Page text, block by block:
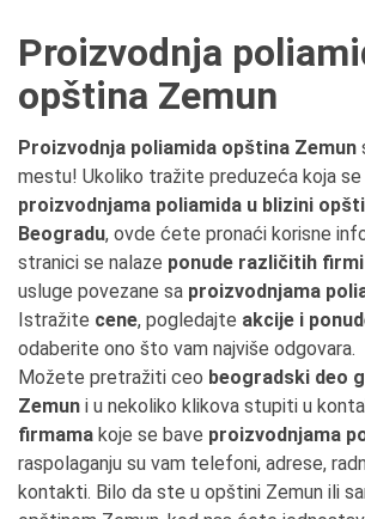
Proizvodnja
opština Zemun
Proizvodnja poliamida opština Zemun
mestu! Ukoliko tražite preduzeća koja se
proizvodnjama poliamida u blizini
Beogradu, ovde ćete pronaći korisne
stranici se nalaze ponude različitih firmi
usluge povezane sa proizvodnjama
Istražite cene, pogledajte akcije i
odaberite ono što vam najviše odgovara.
Možete pretražiti ceo beogradski deo
Zemun i u nekoliko klikova stupiti u
firmama koje se bave proizvodnjama
raspolaganju su vam telefoni, adrese,
kontakti. Bilo da ste u opštini Zemun ili